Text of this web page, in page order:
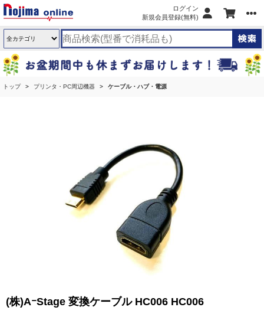
ログイン
新規会員登録(無料)
トップ プリンタ・PC周辺機器 ケーブル・ハブ・電源
(株)AｰStage 変換ケーブル HC006 HC006